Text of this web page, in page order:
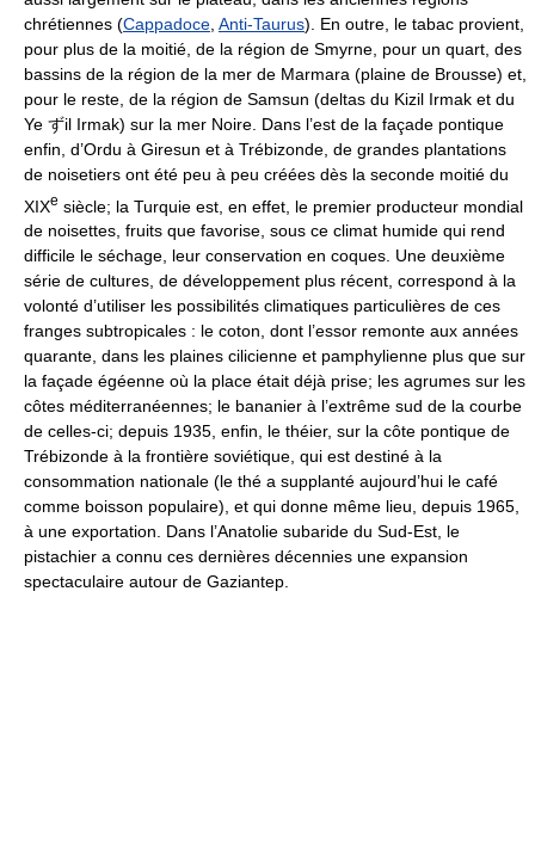
chrétiennes (Cappadoce Anti-Taurus). En outre, le tabac provient,
pour plus de la moitié, de la région de Smyrne, pour un quart, des
bassins de la région de la mer de Marmara (plaine de Brousse) et,
pour le reste, de la région de Samsun (deltas du Kizil Irmak et du
Ye ずil Irmak) sur la mer Noire. Dans l’est de la façade pontique
enfin, d’Ordu à Giresun et à Trébizonde, de grandes plantations
de noisetiers ont été peu à peu créées dès la seconde moitié du
XIXe siècle; la Turquie est, en effet, le premier producteur mondial
de noisettes, fruits que favorise, sous ce climat humide qui rend
difficile le séchage, leur conservation en coques. Une deuxième
série de cultures, de développement plus récent, correspond à la
volonté d’utiliser les possibilités climatiques particulières de ces
franges subtropicales : le coton, dont l’essor remonte aux années
quarante, dans les plaines cilicienne et pamphylienne plus que sur
la façade égéenne où la place était déjà prise; les agrumes sur les
côtes méditerranéennes; le bananier à l’extrême sud de la courbe
de celles-ci; depuis 1935, enfin, le théier, sur la côte pontique de
Trébizonde à la frontière soviétique, qui est destiné à la
consommation nationale (le thé a supplanté aujourd’hui le café
comme boisson populaire), et qui donne même lieu, depuis 1965,
à une exportation. Dans l’Anatolie subaride du Sud-Est, le
pistachier a connu ces dernières décennies une expansion
spectaculaire autour de Gaziantep.